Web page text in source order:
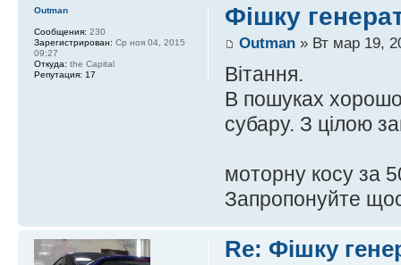
Фішку
Outman» Вт мар 19,
Вітання.
В пошуках
субару. З цілою
моторну косу за
Запропонуйте
Outman
Сообщения: 230
Зарегистрирован: Ср ноя 04, 2015
09:27
Откуда: the Capital
Репутация: 17
Re: Фішку